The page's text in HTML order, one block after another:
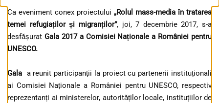
Ca eveniment conex proiectului „Rolul mass-media în tratarea
temei refugiaților și migranților”, joi, 7 decembrie 2017, s-a
desfășurat Gala 2017 a Comisiei Naționale a României pentru
UNESCO.
Gala a reunit participanții la proiect cu partenerii instituționali
ai Comisiei Naționale a României pentru UNESCO, respectiv
reprezentanți ai ministerelor, autorităților locale, instituțiilor de